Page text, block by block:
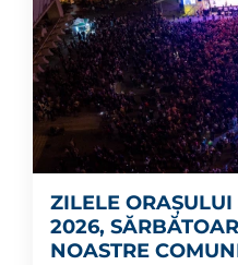
ZILELE
2026,
NOASTRE